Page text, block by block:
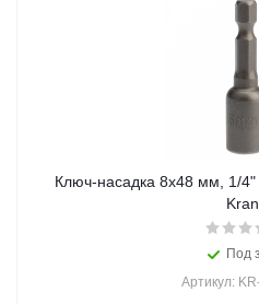
Ключ-насадка 8х48 мм, 1/4"
Под
Артикул: